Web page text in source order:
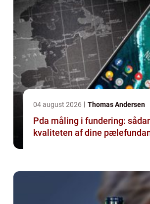
04 august 2026 Thomas Andersen
Pda måling i fundering:
kvaliteten af dine